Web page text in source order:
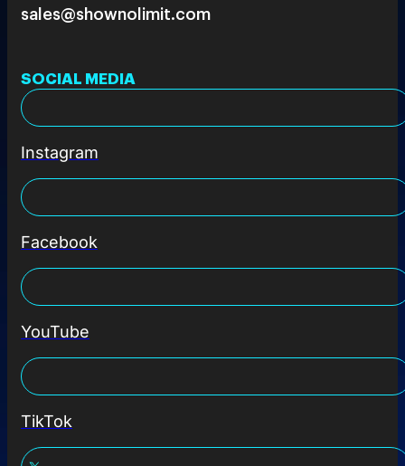
sales@shownolimit.com
SOCIAL MEDIA
Instagram
Facebook
YouTube
TikTok